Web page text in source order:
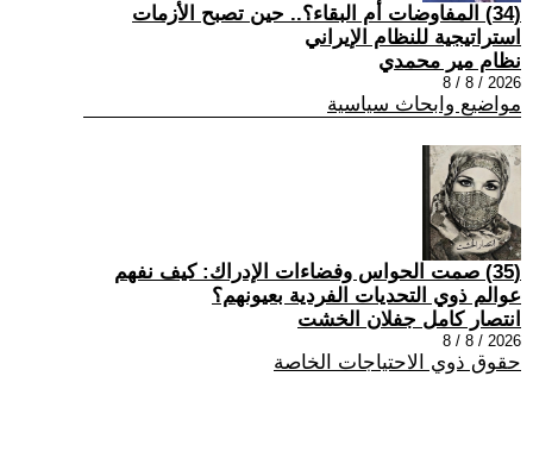
(34) المفاوضات أم البقاء؟.. حين تصبح الأزمات
استراتيجية للنظام الإيراني
نظام مير محمدي
2026 / 8 / 8
مواضيع وابحاث سياسية
(35) صمت الحواس وفضاءات الإدراك: كيف نفهم
عوالم ذوي التحديات الفردية بعيونهم؟
انتصار كامل جفلان الخشت
2026 / 8 / 8
حقوق ذوي الاحتياجات الخاصة